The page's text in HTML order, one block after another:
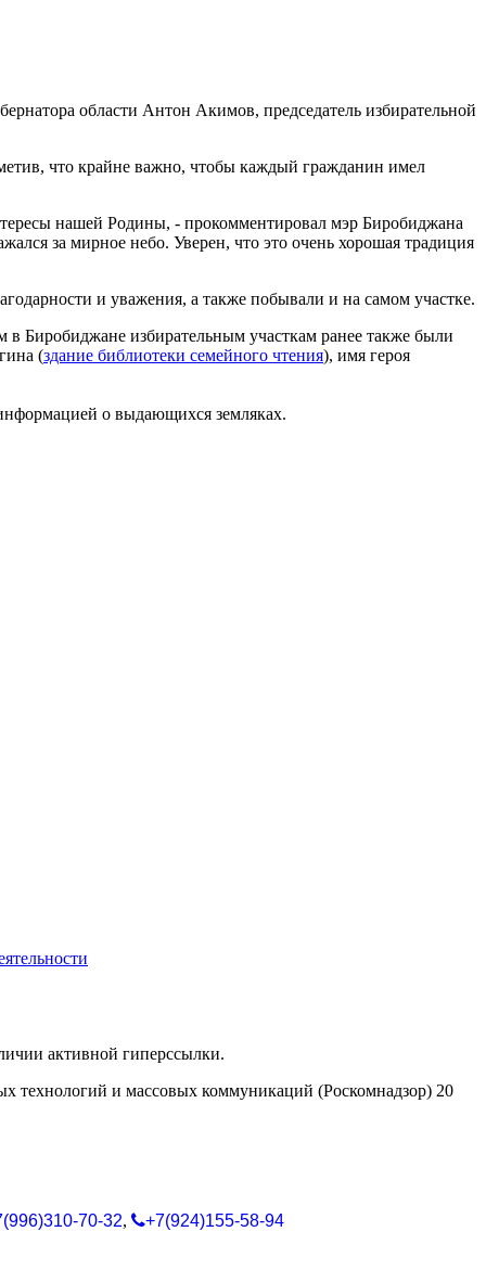
области Антон Акимов, председатель избирательной
что крайне важно, чтобы каждый гражданин имел
нашей Родины, - прокомментировал мэр Биробиджана
за мирное небо. Уверен, что это очень хорошая традиция
и уважения, а также побывали и на самом участке.
Биробиджане избирательным участкам ранее также были
(здание библиотеки семейного чтения), имя героя
о выдающихся земляках.
активной гиперссылки.
технологий и массовых коммуникаций (Роскомнадзор) 20
70-32, +7(924)155-58-94